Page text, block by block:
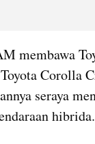
membawa
Corolla
seraya
hibrida.